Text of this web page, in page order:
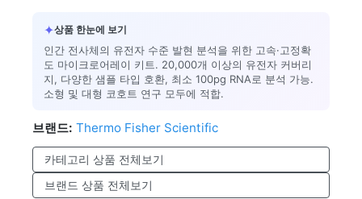
✦상품 한눈에 보기
인간 전사체의 유전자 수준 발현 분석을 위한 고속·고정확
도 마이크로어레이 키트. 20,000개 이상의 유전자 커버리
지, 다양한 샘플 타입 호환, 최소 100pg RNA로 분석 가능.
소형 및 대형 코호트 연구 모두에 적합.
브랜드: Thermo Fisher Scientific
카테고리 상품 전체보기
브랜드 상품 전체보기